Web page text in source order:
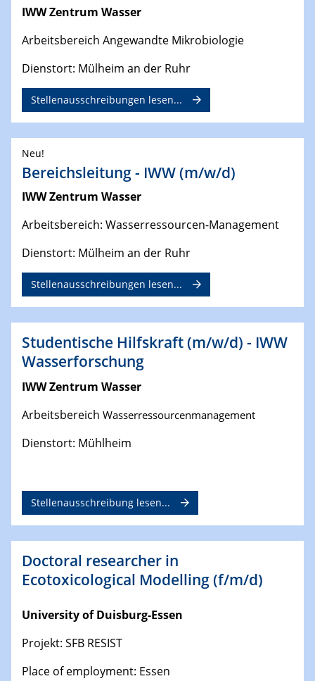
IWW Zentrum Wasser
Arbeitsbereich Angewandte Mikrobiologie
Dienstort: Mülheim an der Ruhr
Stellenausschreibungen lesen...
Neu!
Bereichsleitung - IWW (m/w/d)
IWW Zentrum Wasser
Arbeitsbereich: Wasserressourcen-Management
Dienstort: Mülheim an der Ruhr
Stellenausschreibungen lesen...
Studentische Hilfskraft (m/w/d) - IWW
Wasserforschung
IWW Zentrum Wasser
Arbeitsbereich Wasserressourcenmanagement
Dienstort: Mühlheim
Stellenausschreibung lesen...
Doctoral researcher in
Ecotoxicological Modelling (f/m/d)
University of Duisburg-Essen
Projekt: SFB RESIST
Place of employment: Essen